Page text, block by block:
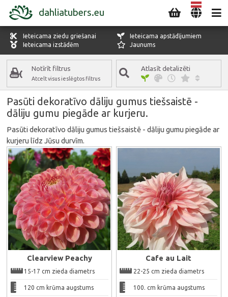
dahliatubers.eu
Ieteicama ziedu griešanai
Ieteicama apstādījumiem
Ieteicama izstādēm
Jaunums
Notīrīt filtrus
Atcelt visus ieslēgtos filtrus
Atlasīt detalizēti
DĀLIJU KATEGORIJA
Dekoratīvās dālijas
ZIEDA KRĀSA
Visas krāsas
ZIEDĒŠANAS LAIKS
Visi ziedēšanas laiki
ĪPAŠĪBAS
Visas īpašības
SECĪBA SARAKSTĀ
Standarta secība
Pasūti dekoratīvo dāliju gumus tiešsaistē -
dāliju gumu piegāde ar kurjeru.
Pasūti dekoratīvo dāliju gumus tiešsaistē - dāliju gumu piegāde ar
kurjeru līdz Jūsu durvīm.
Clearview Peachy
15-17 cm zieda diametrs
120 cm krūma augstums
Ātrais skats
Cafe au Lait
22-25 cm zieda diametrs
100. cm krūma augstums
Ātrais skats